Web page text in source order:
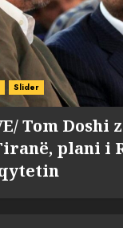
Slider
Tom Doshi
plani i